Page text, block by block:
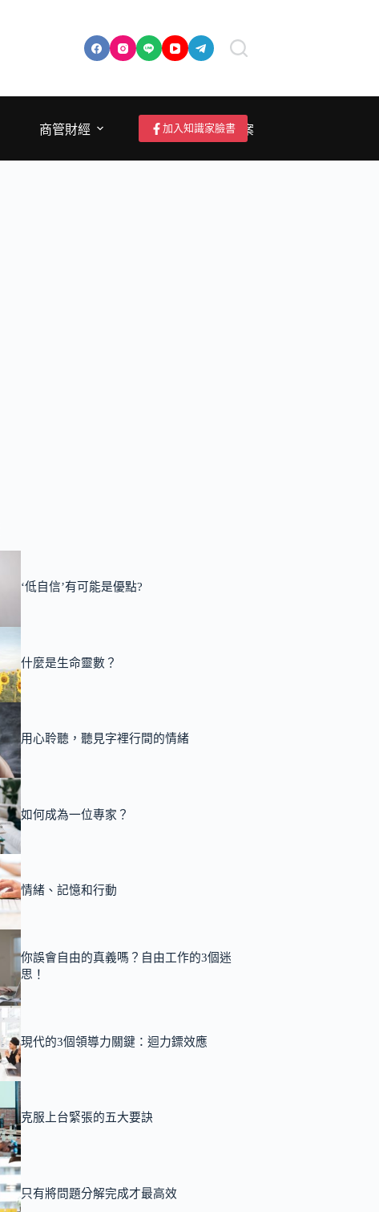
商管財經 成為作者/投稿/提案
加入知識家臉書
‘低自信’有可能是優點?
什麼是生命靈數？
用心聆聽，聽見字裡行間的情緒
如何成為一位專家？
情緒、記憶和行動
你誤會自由的真義嗎？自由工作的3個迷
思！
現代的3個領導力關鍵：迴力鏢效應
克服上台緊張的五大要訣
只有將問題分解完成才最高效